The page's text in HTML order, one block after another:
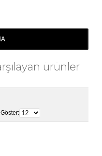
ürünler
Göster: